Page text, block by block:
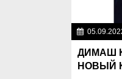
ДИМАШ
НОВЫЙ